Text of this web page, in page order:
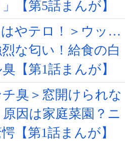
【第5話まんが】
はやテロ！＞ウッ…
な匂い！給食の白
【第1話まんが】
臭＞窓開けられな
因は家庭菜園？ニ
【第1話まんが】